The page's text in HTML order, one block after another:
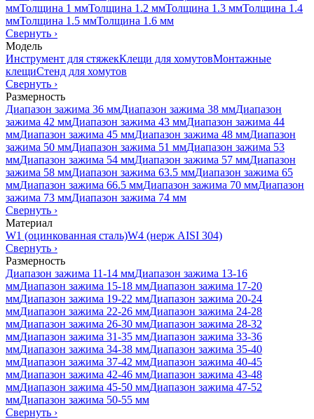
ммТолщина 1 ммТолщина 1.2 ммТолщина 1.3 ммТолщина 1.4
ммТолщина 1.5 ммТолщина 1.6 мм
Свернуть ›
Модель
Инструмент для стяжекКлещи для хомутовМонтажные
клещиСтенд для хомутов
Свернуть ›
Размерность
Диапазон зажима 36 ммДиапазон зажима 38 ммДиапазон
зажима 42 ммДиапазон зажима 43 ммДиапазон зажима 44
ммДиапазон зажима 45 ммДиапазон зажима 48 ммДиапазон
зажима 50 ммДиапазон зажима 51 ммДиапазон зажима 53
ммДиапазон зажима 54 ммДиапазон зажима 57 ммДиапазон
зажима 58 ммДиапазон зажима 63.5 ммДиапазон зажима 65
ммДиапазон зажима 66.5 ммДиапазон зажима 70 ммДиапазон
зажима 73 ммДиапазон зажима 74 мм
Свернуть ›
Материал
W1 (оцинкованная сталь)W4 (нерж AISI 304)
Свернуть ›
Размерность
Диапазон зажима 11-14 ммДиапазон зажима 13-16
ммДиапазон зажима 15-18 ммДиапазон зажима 17-20
ммДиапазон зажима 19-22 ммДиапазон зажима 20-24
ммДиапазон зажима 22-26 ммДиапазон зажима 24-28
ммДиапазон зажима 26-30 ммДиапазон зажима 28-32
ммДиапазон зажима 31-35 ммДиапазон зажима 33-36
ммДиапазон зажима 34-38 ммДиапазон зажима 35-40
ммДиапазон зажима 37-42 ммДиапазон зажима 40-45
ммДиапазон зажима 42-46 ммДиапазон зажима 43-48
ммДиапазон зажима 45-50 ммДиапазон зажима 47-52
ммДиапазон зажима 50-55 мм
Свернуть ›